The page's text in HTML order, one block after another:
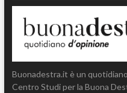
Buonadestra.it è un
Centro Studi per la Buona